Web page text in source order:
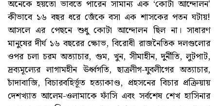
অনেকে হয়তো ভাবতে পারেন সামান্য এক ‘কোটা আন্দোলন’
কীভাবে ১৬ বছর ধরে জেঁকে বসা এক শাসকের পতন ঘটায়!
আসলে এর পেছনে শুধু কোটা আন্দোলন ছিল না। সাধারণ
মানুষের দীর্ঘ ১৬ বছরের ক্ষোভ, বিরোধী রাজনৈতিক দলগুলোর
ওপর চলা চরম অত্যাচার, গুম, খুন, সীমাহীন, দুর্নীতি, লুটপাট,
দ্রব্যমূল্যের লাগামহীন ঊর্ধ্বগতি, ছাত্রলীগ-যুবলীগের অত্যাচার,
চাঁদাবাজি, বিচারবহির্ভূত হত্যাকাণ্ড, প্রহসনের বিচার প্রক্রিয়ায়
দেশখ্যাত আলেম-ওলামাকে ফাঁসি এবং সর্বশেষ শেখ হাসিনার